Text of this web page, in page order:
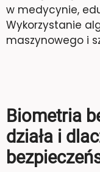
w medycynie,
Wykorzystanie
maszynowego i
Biometria
działa i